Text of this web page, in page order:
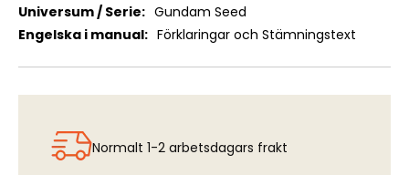
Gundam Seed
Förklaringar och Stämningstext
Normalt 1-2 arbetsdagars frakt